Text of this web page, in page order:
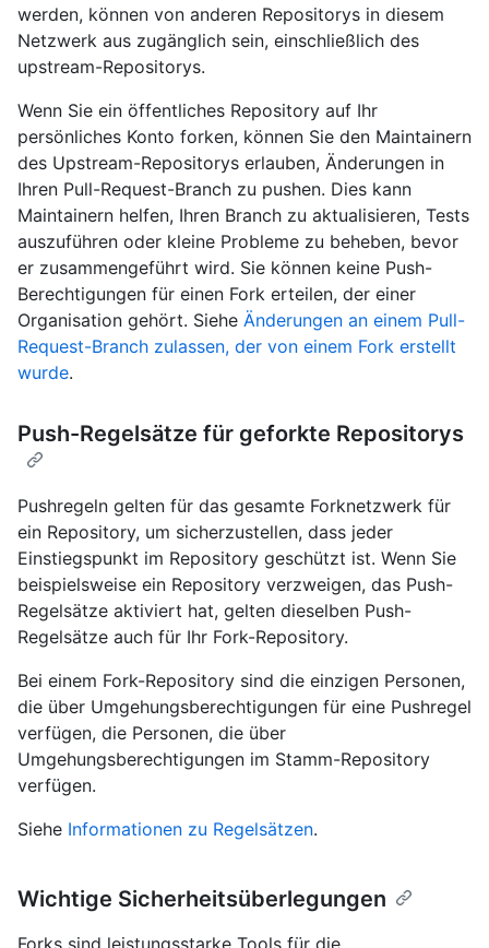
werden, können von anderen Repositorys in diesem
Netzwerk aus zugänglich sein, einschließlich des
upstream-Repositorys.
Wenn Sie ein öffentliches Repository auf Ihr
persönliches Konto forken, können Sie den Maintainern
des Upstream-Repositorys erlauben, Änderungen in
Ihren Pull-Request-Branch zu pushen. Dies kann
Maintainern helfen, Ihren Branch zu aktualisieren, Tests
auszuführen oder kleine Probleme zu beheben, bevor
er zusammengeführt wird. Sie können keine Push-
Berechtigungen für einen Fork erteilen, der einer
Organisation gehört. Siehe Änderungen an einem Pull-
Request-Branch zulassen, der von einem Fork erstellt
wurde.
Push-Regelsätze für geforkte Repositorys
Pushregeln gelten für das gesamte Forknetzwerk für
ein Repository, um sicherzustellen, dass jeder
Einstiegspunkt im Repository geschützt ist. Wenn Sie
beispielsweise ein Repository verzweigen, das Push-
Regelsätze aktiviert hat, gelten dieselben Push-
Regelsätze auch für Ihr Fork-Repository.
Bei einem Fork-Repository sind die einzigen Personen,
die über Umgehungsberechtigungen für eine Pushregel
verfügen, die Personen, die über
Umgehungsberechtigungen im Stamm-Repository
verfügen.
Siehe Informationen zu Regelsätzen.
Wichtige Sicherheitsüberlegungen
Forks sind leistungsstarke Tools für die